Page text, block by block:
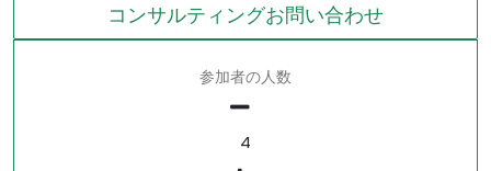
コンサルティングお問い合わせ
参加者の人数